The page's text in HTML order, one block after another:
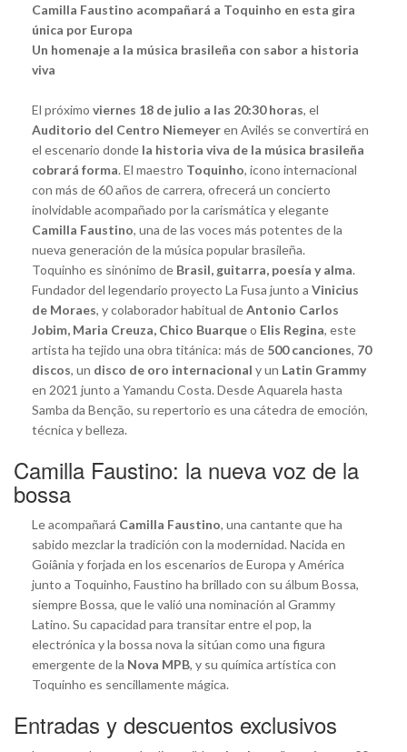
Camilla Faustino acompañará a Toquinho en esta gira
única por Europa
Un homenaje a la música brasileña con sabor a historia
viva
El próximo viernes 18 de julio a las 20:30 horas, el
Auditorio del Centro Niemeyeren Avilés se convertirá en
el escenario donde la historia viva de la música brasileña
cobrará forma. El maestro Toquinho, icono internacional
con más de 60 años de carrera, ofrecerá un concierto
inolvidable acompañado por la carismática y elegante
Camilla Faustino, una de las voces más potentes de la
nueva generación de la música popular brasileña.
Toquinho es sinónimo de Brasil, guitarra, poesía y alma.
Fundador del legendario proyecto La Fusa junto a Vinicius
de Moraes, y colaborador habitual deAntonio Carlos
Jobim, Maria Creuza, Chico Buarqueo Elis Regina, este
artista ha tejido una obra titánica: más de 500 canciones, 70
discos, un disco de oro internacional y un Latin Grammy
en 2021 junto a Yamandu Costa. Desde Aquarela hasta
Samba da Benção, su repertorio es una cátedra de emoción,
técnica y belleza.
Camilla Faustino: la nueva voz de la
bossa
Le acompañará Camilla Faustino, una cantante que ha
sabido mezclar la tradición con la modernidad. Nacida en
Goiânia y forjada en los escenarios de Europa y América
junto a Toquinho, Faustino ha brillado con su álbum Bossa,
siempre Bossa, que le valió una nominación al Grammy
Latino. Su capacidad para transitar entre el pop, la
electrónica y la bossa nova la sitúan como una figura
emergente de la Nova MPB, y su química artística con
Toquinho es sencillamente mágica.
Entradas y descuentos exclusivos